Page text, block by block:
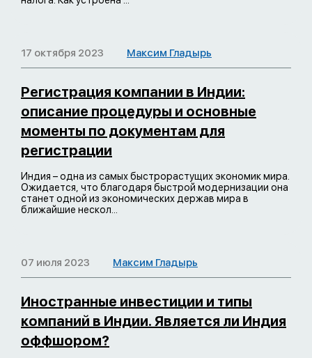
17 октября 2023 Максим Гладырь
Регистрация компании в Индии:
описание процедуры и основные
моменты по документам для
регистрации
Индия – одна из самых быстрорастущих экономик мира.
Ожидается, что благодаря быстрой модернизации она
станет одной из экономических держав мира в
ближайшие нескол...
07 июля 2023 Максим Гладырь
Иностранные инвестиции и типы
компаний в Индии. Является ли Индия
оффшором?